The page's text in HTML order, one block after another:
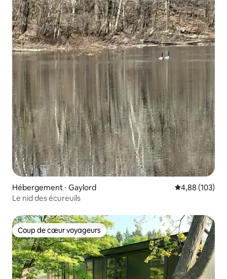
Hébergement ⋅ Gaylord Évaluation
4,88 (103)
Le nid des écureuils
Coup de cœur voyageurs
Coup de cœur voyageurs